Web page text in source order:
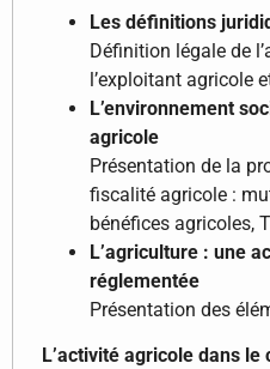
Les définitions
Définition légale de
l’exploitant agricole
L’environnement
agricole
Présentation de la
fiscalité agricole :
bénéfices agricoles,
L’agriculture : une
réglementée
Présentation des
L’activité agricole dans